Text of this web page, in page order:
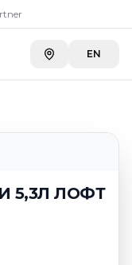
EN
5,3Л ЛОФТ
ЦВЕТ БЕЛЫЙ